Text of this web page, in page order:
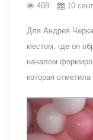
408 10
Для Андрея
местом, где он
началом
которая отметила